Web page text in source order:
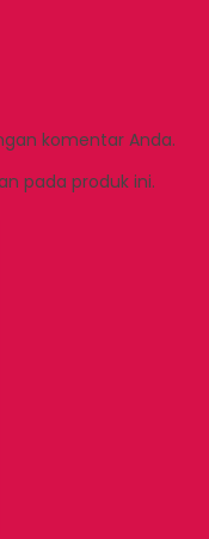
komentar Anda.
pada produk ini.